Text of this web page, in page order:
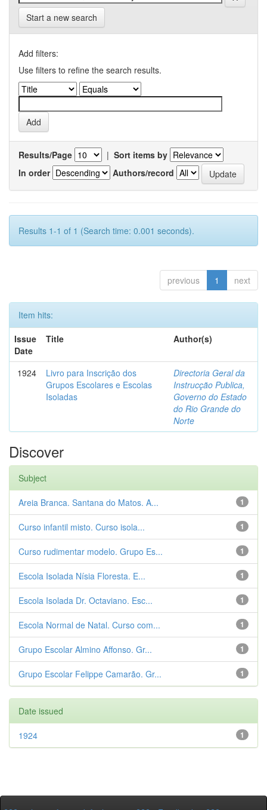
Start a new search
Add filters:
Use filters to refine the search results.
Results/Page | Sort items by
In order
Authors/record
Results 1-1 of 1 (Search time: 0.001 seconds).
previous 1 next
Item hits:
Issue
Date
Title Author(s)
1924
Livro para Inscrição dos
Grupos Escolares e Escolas
Isoladas
Directoria Geral da
Instrucção Publica,
Governo do Estado
do Rio Grande do
Norte
Discover
Subject
1
Areia Branca. Santana do Matos. A...
1
Curso infantil misto. Curso isola...
1
Curso rudimentar modelo. Grupo Es...
1
Escola Isolada Nísia Floresta. E...
1
Escola Isolada Dr. Octaviano. Esc...
1
Escola Normal de Natal. Curso com...
1
Grupo Escolar Almino Affonso. Gr...
1
Grupo Escolar Felippe Camarão. Gr...
Date issued
1
1924